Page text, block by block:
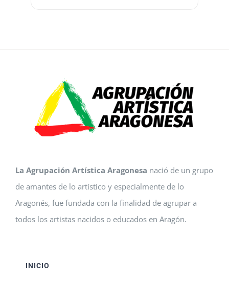
La Agrupación Artística Aragonesa nació de un grupo
de amantes de lo artístico y especialmente de lo
Aragonés, fue fundada con la finalidad de agrupar a
todos los artistas nacidos o educados en Aragón.
INICIO